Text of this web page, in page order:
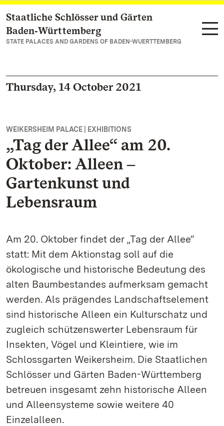
Navigate to main page
Staatliche Schlösser und Gärten
Baden‑Württemberg
STATE PALACES AND GARDENS OF BADEN-WUERTTEMBERG
Thursday, 14 October 2021
WEIKERSHEIM PALACE | EXHIBITIONS
„Tag der Allee“ am 20.
Oktober: Alleen ‒
Gartenkunst und
Lebensraum
Am 20. Oktober findet der „Tag der Allee“
statt: Mit dem Aktionstag soll auf die
ökologische und historische Bedeutung des
alten Baumbestandes aufmerksam gemacht
werden. Als prägendes Landschaftselement
sind historische Alleen ein Kulturschatz und
zugleich schützenswerter Lebensraum für
Insekten, Vögel und Kleintiere, wie im
Schlossgarten Weikersheim. Die Staatlichen
Schlösser und Gärten Baden-Württemberg
betreuen insgesamt zehn historische Alleen
und Alleensysteme sowie weitere 40
Einzelalleen.